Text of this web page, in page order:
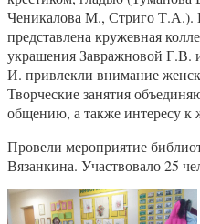
Ченикалова М., Стриго Т.А.).
представлена кружевная
украшения Завражновой Г.В.
И. привлекли внимание
Творческие занятия
общению, а также интересу к
Провели мероприятие
Вязанкина. Участвовало 25